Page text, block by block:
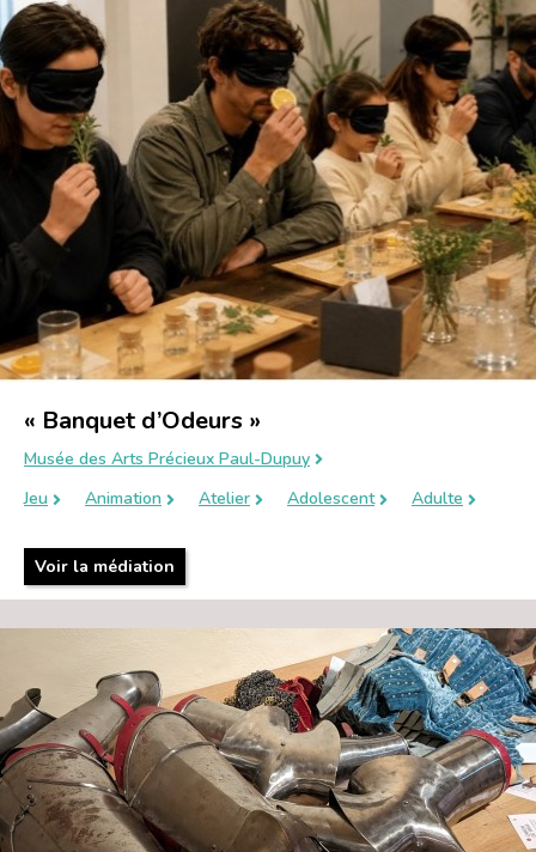
« Banquet d’Odeurs »
Musée des Arts Précieux Paul-Dupuy
Jeu
Animation Atelier Adolescent Adulte
Voir la médiation